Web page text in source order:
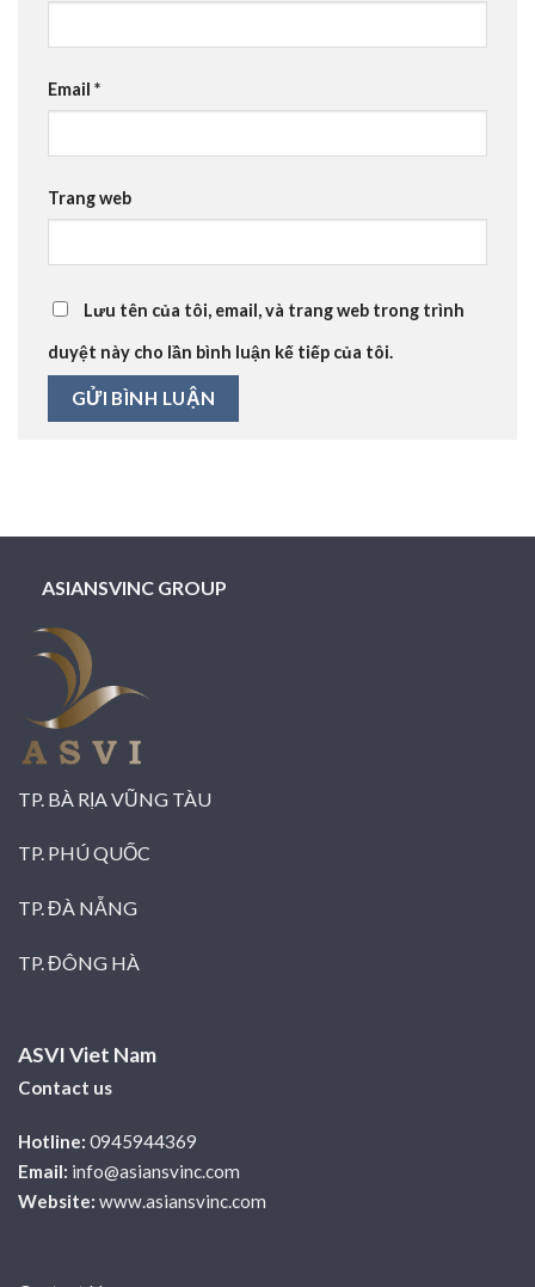
Email *
Trang web
Lưu tên của tôi, email, và trang web trong trình
duyệt này cho lần bình luận kế tiếp của tôi.
ASIANSVINC GROUP
TP. BÀ RỊA VŨNG TÀU
TP. PHÚ QUỐC
TP. ĐÀ NẴNG
TP. ĐÔNG HÀ
ASVI Viet Nam
Contact us
Hotline: 0945944369
Email: info@asiansvinc.com
Website: www.asiansvinc.com